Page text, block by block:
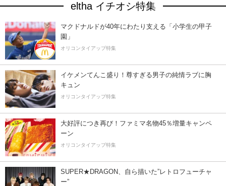
eltha イチオシ特集
マクドナルドが40年にわたり支える「小学生の甲子
園」
オリコンタイアップ特集
イケメンてんこ盛り！尊すぎる男子の純情ラブに胸
キュン
オリコンタイアップ特集
大好評につき再び！ファミマ名物45％増量キャンペ
ーン
オリコンタイアップ特集
SUPER★DRAGON、自ら描いた”レトロフューチャ
ー”